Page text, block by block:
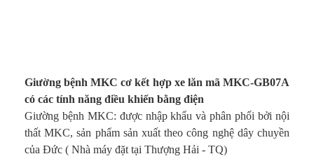
Giường bệnh MKC cơ kết hợp xe lăn mã MKC-GB07A
có các tính năng điều khiển bằng điện
Giường bệnh MKC: được nhập khẩu và phân phối bởi nội
thất MKC, sản phẩm sản xuất theo công nghệ dây chuyền
của Đức ( Nhà máy đặt tại Thượng Hải - TQ)